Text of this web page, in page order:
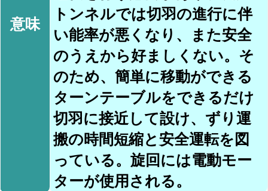
意味
トンネルでは切羽の進行に伴
い能率が悪くなり、また安全
のうえから好ましくない。そ
のため、簡単に移動ができる
ターンテーブルをできるだけ
切羽に接近して設け、ずり運
搬の時間短縮と安全運転を図
っている。旋回には電動モー
ターが使用される。